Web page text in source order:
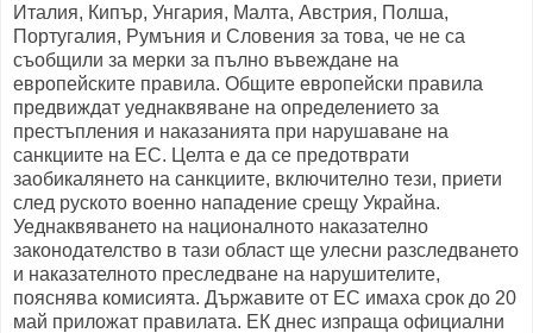
Италия, Кипър, Унгария, Малта, Австрия, Полша,
Португалия, Румъния и Словения за това, че не са
съобщили за мерки за пълно въвеждане на
европейските правила. Общите европейски правила
предвиждат уеднаквяване на определението за
престъпления и наказанията при нарушаване на
санкциите на ЕС. Целта е да се предотврати
заобикалянето на санкциите, включително тези, приети
след руското военно нападение срещу Украйна.
Уеднаквяването на националното наказателно
законодателство в тази област ще улесни разследването
и наказателното преследване на нарушителите,
пояснява комисията. Държавите от ЕС имаха срок до 20
май приложат правилата. ЕК днес изпраща официални